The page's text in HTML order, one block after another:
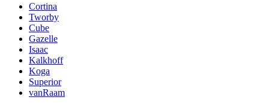
Cortina
Tworby
Cube
Gazelle
Isaac
Kalkhoff
Koga
Superior
vanRaam